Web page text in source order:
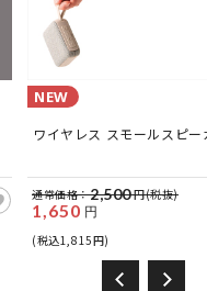
NEW
ワイヤレス スモールスピ
通常価格：2,500円(税抜)
1,650 円
(税込1,815円)